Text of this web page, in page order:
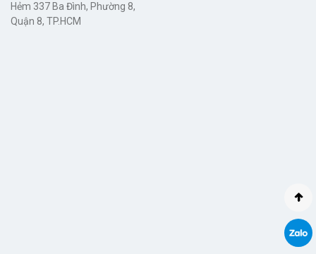
Hẻm 337 Ba Đình, Phường 8,
Quận 8, TP.HCM